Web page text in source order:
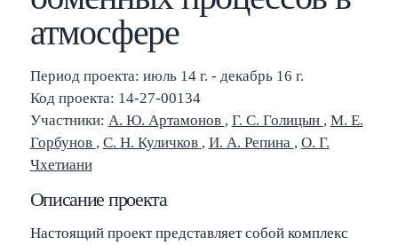
атмосфере
Период проекта: июль 14 г. - декабрь 16 г.
Код проекта: 14-27-00134
Участники: А. Ю. Артамонов , Г. С. Голицын , М. Е.
Горбунов , С. Н. Куличков , И. А. Репина , О. Г.
Чхетиани
Описание проекта
Настоящий проект представляет собой комплекс
This help popup Shift + ?
Search popup
Navigate posts